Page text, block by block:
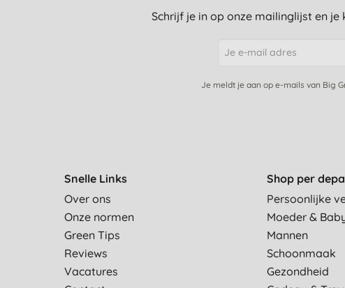
Schrijf je in op onze mailinglijst en
Je meldt je aan op e-mails van Big
Snelle Links
Over ons
Onze normen
Green Tips
Reviews
Vacatures
Shop per
Persoonlijke
Moeder &
Mannen
Schoonmaak
Gezondheid